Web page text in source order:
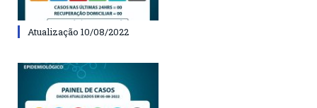
Atualização 10/08/2022